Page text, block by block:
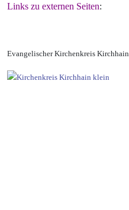
Links zu externen Seiten:
Evangelischer Kirchenkreis Kirchhain